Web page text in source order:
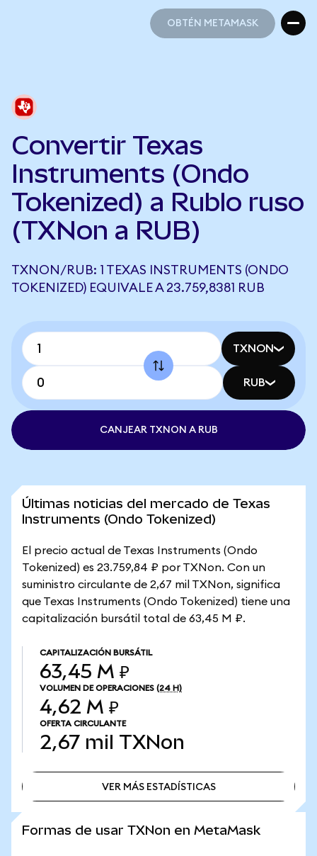
OBTÉN METAMASK
Convertir Texas
Instruments (Ondo
Tokenized) a Rublo ruso
(TXNon a RUB)
TXNON/RUB: 1 TEXAS INSTRUMENTS (ONDO
TOKENIZED) EQUIVALE A 23.759,8381 RUB
TXNON
RUB
CANJEAR TXNON A RUB
Últimas noticias del mercado de Texas
Instruments (Ondo Tokenized)
El precio actual de Texas Instruments (Ondo
Tokenized) es 23.759,84 ₽ por TXNon. Con un
suministro circulante de 2,67 mil TXNon, significa
que Texas Instruments (Ondo Tokenized) tiene una
capitalización bursátil total de 63,45 M ₽.
CAPITALIZACIÓN BURSÁTIL
63,45 M ₽
VOLUMEN DE OPERACIONES (24 H)
4,62 M ₽
OFERTA CIRCULANTE
2,67 mil TXNon
VER MÁS ESTADÍSTICAS
Formas de usar TXNon en MetaMask